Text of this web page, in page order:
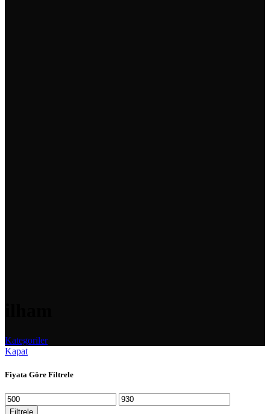
Kategoriler
Kapat
Fiyata Göre Filtrele
Filtrele